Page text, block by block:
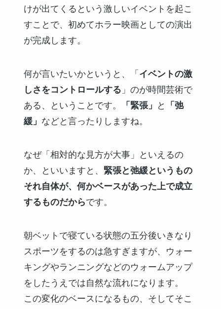
けが出てくるという激しいイベントを起こ
すことで、初めてホラー映画としての演出
が完成します。
何が言いたいかというと、「 イベントの激
しさをコントロールする 」のが時間芸術で
ある、ということです。
「緊張」 と
「弛
緩」 などと言ったりしますね。
なぜ「相対的な見方が大事」といえるの
か、といいますと、 緊張と弛緩というもの
それ自体が、何かベースがあった上で成立
するものだからです。
朝ベットで寝ている状態の五分後いきなり
スポーツをするのは急すぎますが、ウォー
キングやランニングなどのウォームアップ
をしたうえでは自然な流れになります。
この変化のベースになるもの、そしてそこ